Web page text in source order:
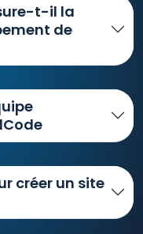
t-il la
de
créer un site